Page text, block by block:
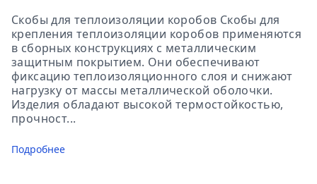
Скобы для теплоизоляции коробов Скобы для
крепления теплоизоляции коробов применяются
в сборных конструкциях с металлическим
защитным покрытием. Они обеспечивают
фиксацию теплоизоляционного слоя и снижают
нагрузку от массы металлической оболочки.
Изделия обладают высокой термостойкостью,
прочност...
Подробнее